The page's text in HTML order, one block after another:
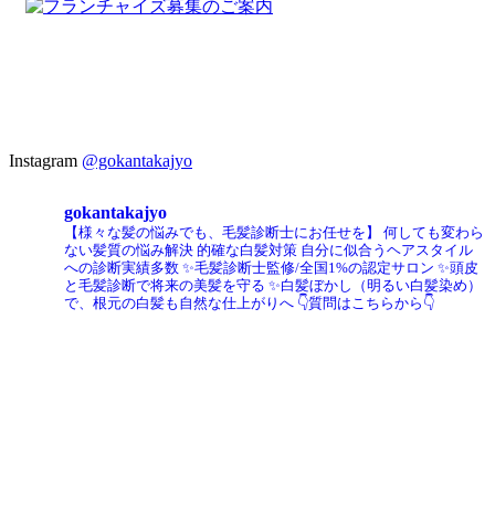
Instagram @gokantakajyo
gokantakajyo
【様々な髪の悩みでも、毛髪診断士にお任せを】
何しても変わら
ない髪質の悩み解決 的確な白髪対策 自分に似合うヘアスタイル
への診断実績多数 ✨毛髪診断士監修/全国1%の認定サロン ✨頭皮
と毛髪診断で将来の美髪を守る ✨白髪ぼかし（明るい白髪染め）
で、根元の白髪も自然な仕上がりへ 👇質問はこちらから👇